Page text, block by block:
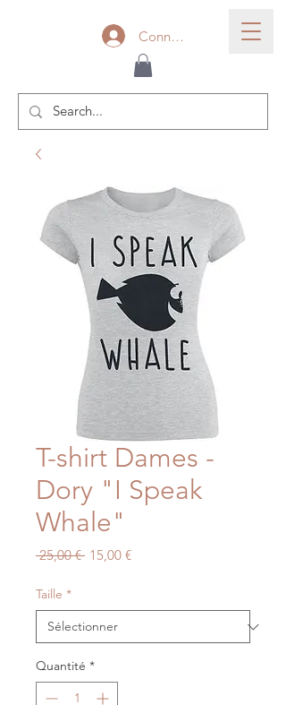
Connexion
T-shirt Dames -
Dory "I Speak
Whale"
25,00 € Prix
15,00 €Prix
Taille *
Quantité *